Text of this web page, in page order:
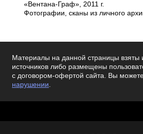
«Вентана-Граф», 2011 г.
Фотографии, сканы из личного
Материалы на данной страницы взяты
источников либо размещены
с договором-офертой сайта. Вы
нарушении.